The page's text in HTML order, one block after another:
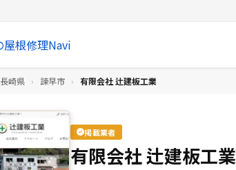
長崎県 › 諫早市 › 有限会社 辻建板工業
掲載業者
有限会社 辻建板工業